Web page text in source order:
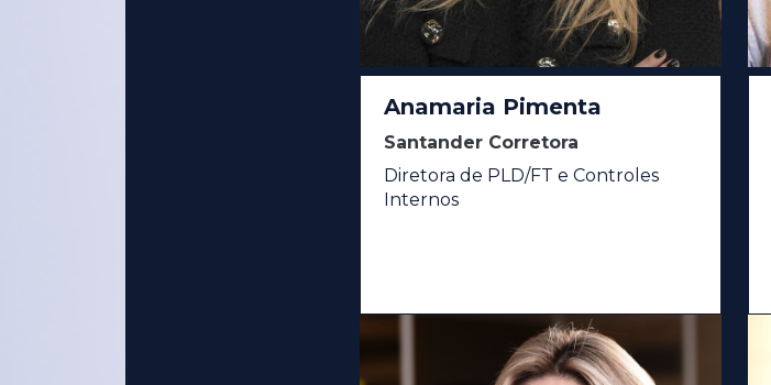
Anamaria Pimenta
Santander Corretora
Diretora de PLD/FT e Controles
Internos